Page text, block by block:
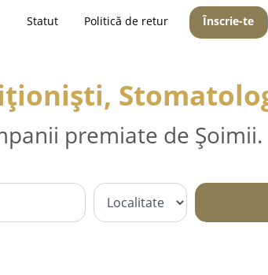
Statut Politică de retur Înscrie-te
premiate de Șoimii.